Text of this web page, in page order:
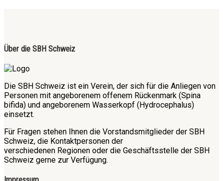
Über die SBH Schweiz
Die SBH Schweiz ist ein Verein, der sich für die Anliegen von
Personen mit angeborenem offenem Rückenmark (Spina
bifida) und angeborenem Wasserkopf (Hydrocephalus)
einsetzt.
Für Fragen stehen Ihnen die Vorstandsmitglieder der SBH
Schweiz, die Kontaktpersonen der
verschiedenen Regionen oder die Geschäftsstelle der SBH
Schweiz gerne zur Verfügung.